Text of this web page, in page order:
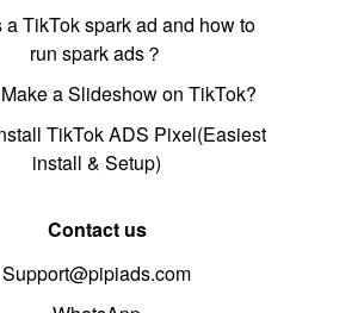
a TikTok spark ad and how to
run spark ads？
a Slideshow on TikTok?
TikTok ADS Pixel(Easiest
install & Setup)
Contact us
Support@pipiads.com